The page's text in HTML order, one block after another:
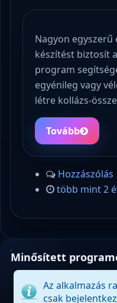
Nagyon
készítést biztosít
program
egyénileg vagy
létre kollázs-
Tovább
Hozzászólás
több mint 2
Minősített
Az alkalmazás
csak